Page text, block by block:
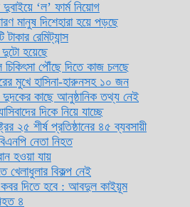
দুবাইয়ে ‌‘ল’ ফার্ম নিয়োগ
মানুষ দিশেহারা হয়ে পড়ছে
রেমিট্যান্স
দুটো হয়েছে
চিকিৎসা পৌঁছে দিতে কাজ চলছে
মুখে হাসিনা-হারুনসহ ১০ জন
দুদকের কাছে আনুষ্ঠানিক তথ্য নেই
দিকে নিয়ে যাচ্ছে
২৫ শীর্ষ প্রতিষ্ঠানের ৪৫ ব্যবসায়ী
নেতা নিহত
হওয়া যায়
খেলাধুলার বিকল্প নেই
কবর দিতে হবে : আবদুল কাইয়ূম
৪